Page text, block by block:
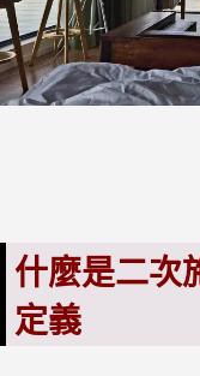
什麼是二次
定義